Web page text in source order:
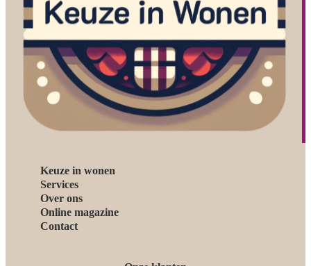
Keuze in wonen
Services
Over ons
Online magazine
Contact